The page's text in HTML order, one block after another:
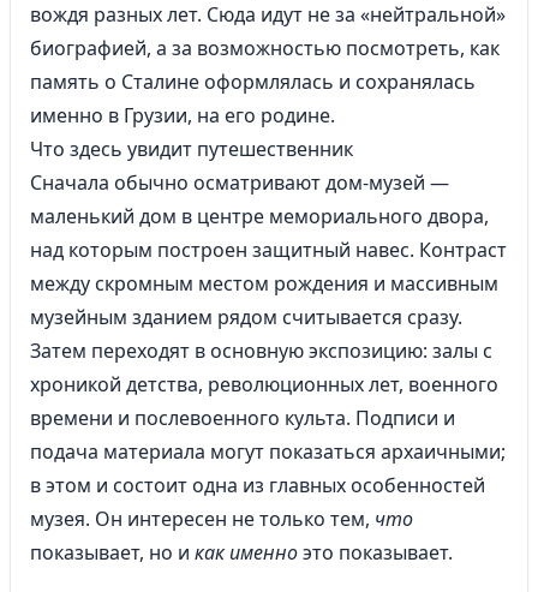
вождя разных лет. Сюда идут не за «нейтральной»
биографией, а за возможностью посмотреть, как
память о Сталине оформлялась и сохранялась
именно в Грузии, на его родине.
Что здесь увидит путешественник
Сначала обычно осматривают дом-музей —
маленький дом в центре мемориального двора,
над которым построен защитный навес. Контраст
между скромным местом рождения и массивным
музейным зданием рядом считывается сразу.
Затем переходят в основную экспозицию: залы с
хроникой детства, революционных лет, военного
времени и послевоенного культа. Подписи и
подача материала могут показаться архаичными;
в этом и состоит одна из главных особенностей
музея. Он интересен не только тем, что
показывает, но и как именноэто показывает.